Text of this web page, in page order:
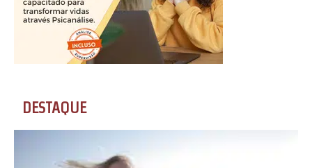
DESTAQUE